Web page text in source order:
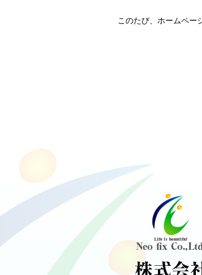
このたび、ホームペー